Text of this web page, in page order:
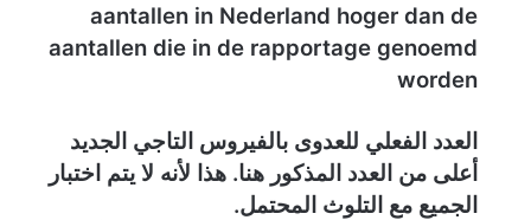
s
g
o
n
aantallen in Nederland hoger dan de
aantallen die in de rapportage genoemd
worden
العدد الفعلي للعدوى بالفيروس التاجي الجديد
أعلى من العدد المذكور هنا. هذا لأنه لا يتم اختبار
الجميع مع التلوث المحتمل.